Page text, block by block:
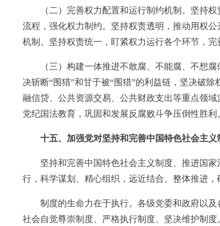
（二）完善权力配置和运行制约机制。坚持
流程，强化权力制约。坚持权责透明，推动用权
机制。坚持权责统一，盯紧权力运行各个环节，
（三）构建一体推进不敢腐、不能腐、不想
决斩断“围猎”和甘于被“围猎”的利益链，坚决破
融信贷、公共资源交易、公共财政支出等重点领
党纪国法教育，巩固和发展反腐败斗争压倒性胜利
十五、加强党对坚持和完善中国特色社会主
坚持和完善中国特色社会主义制度、推进国
行，科学谋划、精心组织，远近结合、整体推进
制度的生命力在于执行。各级党委和政府以
社会自觉尊崇制度、严格执行制度、坚决维护制